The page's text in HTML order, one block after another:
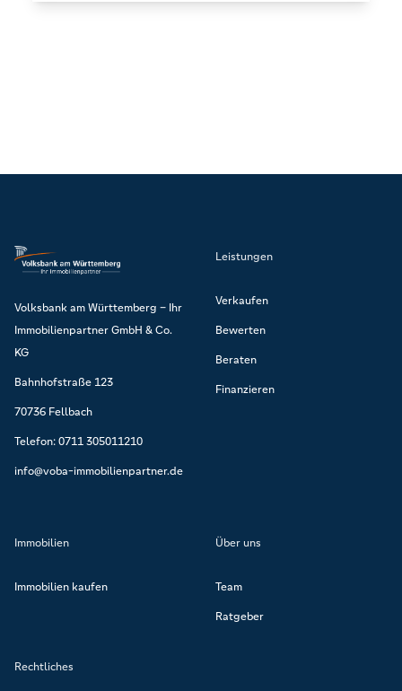
Volksbank am Württemberg – Ihr
Immobilienpartner GmbH & Co.
KG
Bahnhofstraße 123
70736 Fellbach
Telefon: 0711 305011210
info@voba-immobilienpartner.de
Leistungen
Verkaufen
Bewerten
Beraten
Finanzieren
Immobilien
Immobilien kaufen
Über uns
Team
Ratgeber
Rechtliches